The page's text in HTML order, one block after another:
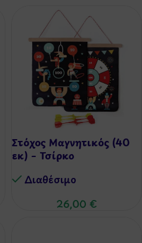
Στόχος Μαγνητικός (40
εκ) – Τσίρκο
Διαθέσιμo
26,00 €